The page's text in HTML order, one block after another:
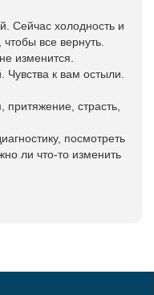
Сейчас холодность и
все вернуть.
изменится.
к вам остыли.
страсть,
посмотреть
ли что-то изменить